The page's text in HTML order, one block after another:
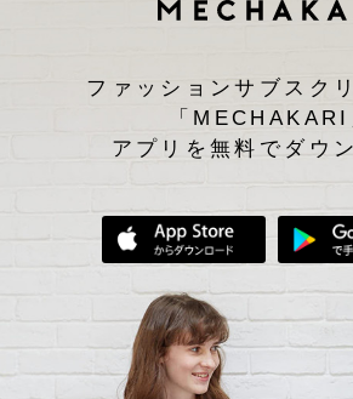
ファッションサブスク
「MECHAKARI
アプリを無料でダウ
App Storeから